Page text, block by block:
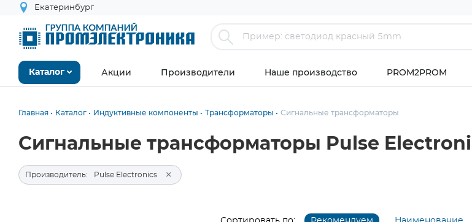
Екатеринбург
Каталог Акции Производители Наше производство PROM2PROM
Главная Каталог Индуктивные компоненты Трансформаторы Сигнальные трансформаторы
Сигнальные трансформаторы Pulse
Производитель: Pulse Electronics ×